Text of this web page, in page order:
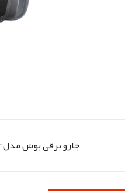
جارو برقی بوش مدل bgl8pro5ir